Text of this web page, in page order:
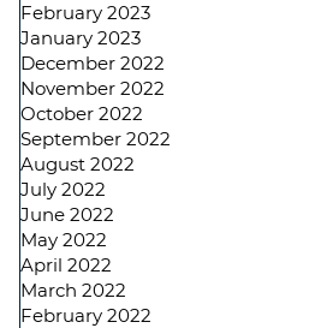
February 2023
January 2023
December 2022
November 2022
October 2022
September 2022
August 2022
July 2022
June 2022
May 2022
April 2022
March 2022
February 2022